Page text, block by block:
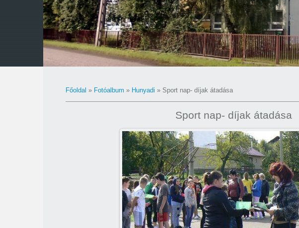
Főoldal » Fotóalbum » Hunyadi » Sport nap- díjak átadása
Sport nap- díjak átadása